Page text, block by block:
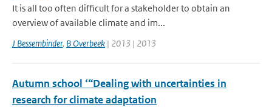
It is all too often difficult for a stakeholder to obtain an
overview of available climate and im...
J Bessembinder, B Overbeek | 2013 | 2013
Autumn school ‘“Dealing with uncertainties in
research for climate adaptation